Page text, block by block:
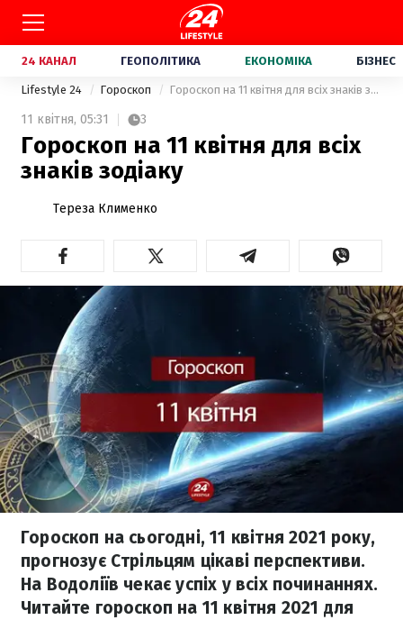
24 КАНАЛ ГЕОПОЛІТИКА ЕКОНОМІКА БІЗНЕС
Lifestyle 24 Гороскоп Гороскоп на 11 квітня для всіх знаків зодіаку
11 квітня, 05:31 3
Гороскоп на 11 квітня для всіх
знаків зодіаку
Тереза Клименко
Гороскоп на сьогодні, 11 квітня 2021 року,
прогнозує Стрільцям цікаві перспективи.
На Водоліїв чекає успіх у всіх починаннях.
Читайте гороскоп на 11 квітня 2021 для